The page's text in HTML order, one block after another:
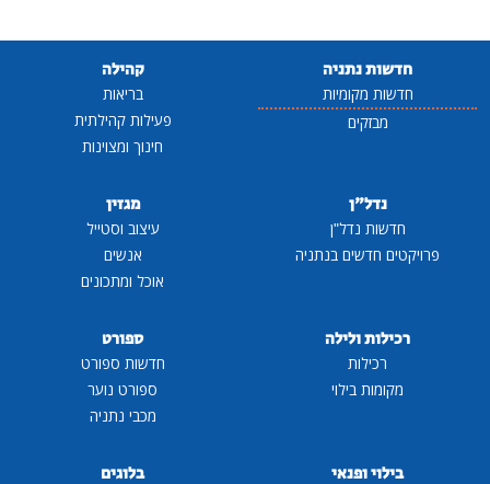
חדשות נתניה
חדשות מקומיות
מבזקים
קהילה
בריאות
פעילות קהילתית
חינוך ומצוינות
נדל"ן
חדשות נדל"ן
פרויקטים חדשים בנתניה
מגזין
עיצוב וסטייל
אנשים
אוכל ומתכונים
רכילות ולילה
רכילות
מקומות בילוי
ספורט
חדשות ספורט
ספורט נוער
מכבי נתניה
בילוי ופנאי בלוגים